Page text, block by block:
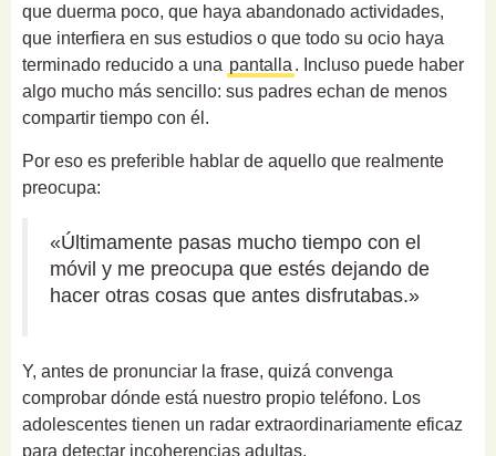
que duerma poco, que haya abandonado actividades,
que interfiera en sus estudios o que todo su ocio haya
terminado reducido a una pantalla . Incluso puede haber
algo mucho más sencillo: sus padres echan de menos
compartir tiempo con él.
Por eso es preferible hablar de aquello que realmente
preocupa:
«Últimamente pasas mucho tiempo con el
móvil y me preocupa que estés dejando de
hacer otras cosas que antes disfrutabas.»
Y, antes de pronunciar la frase, quizá convenga
comprobar dónde está nuestro propio teléfono. Los
adolescentes tienen un radar extraordinariamente eficaz
para detectar incoherencias adultas.